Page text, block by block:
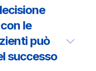
le
può
successo